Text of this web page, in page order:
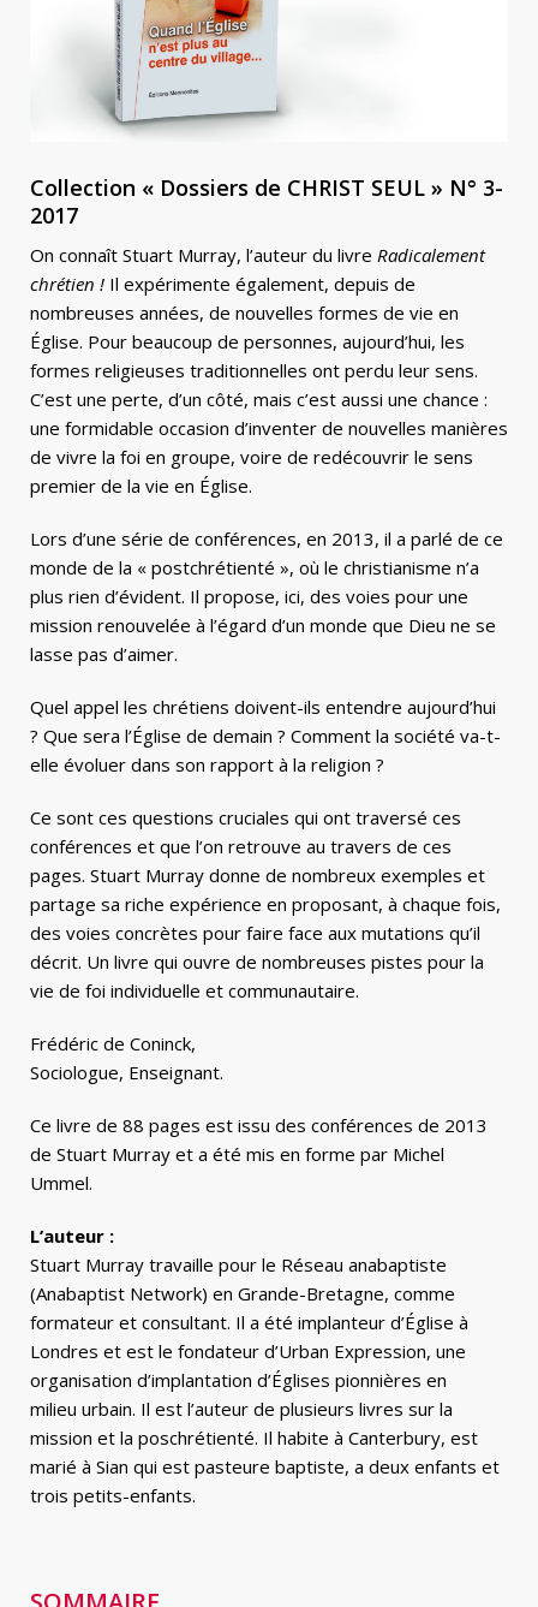
Collection « Dossiers de CHRIST SEUL » N° 3-
2017
On connaît Stuart Murray, l’auteur du livre Radicalement
chrétien ! Il expérimente également, depuis de
nombreuses années, de nouvelles formes de vie en
Église. Pour beaucoup de personnes, aujourd’hui, les
formes religieuses traditionnelles ont perdu leur sens.
C’est une perte, d’un côté, mais c’est aussi une chance :
une formidable occasion d’inventer de nouvelles manières
de vivre la foi en groupe, voire de redécouvrir le sens
premier de la vie en Église.
Lors d’une série de conférences, en 2013, il a parlé de ce
monde de la « postchrétienté », où le christianisme n’a
plus rien d’évident. Il propose, ici, des voies pour une
mission renouvelée à l’égard d’un monde que Dieu ne se
lasse pas d’aimer.
Quel appel les chrétiens doivent-ils entendre aujourd’hui
? Que sera l’Église de demain ? Comment la société va-t-
elle évoluer dans son rapport à la religion ?
Ce sont ces questions cruciales qui ont traversé ces
conférences et que l’on retrouve au travers de ces
pages. Stuart Murray donne de nombreux exemples et
partage sa riche expérience en proposant, à chaque fois,
des voies concrètes pour faire face aux mutations qu’il
décrit. Un livre qui ouvre de nombreuses pistes pour la
vie de foi individuelle et communautaire.
Frédéric de Coninck,
Sociologue, Enseignant.
Ce livre de 88 pages est issu des conférences de 2013
de Stuart Murray et a été mis en forme par Michel
Ummel.
L’auteur :
Stuart Murray travaille pour le Réseau anabaptiste
(Anabaptist Network) en Grande-Bretagne, comme
formateur et consultant. Il a été implanteur d’Église à
Londres et est le fondateur d’Urban Expression, une
organisation d’implantation d’Églises pionnières en
milieu urbain. Il est l’auteur de plusieurs livres sur la
mission et la poschrétienté. Il habite à Canterbury, est
marié à Sian qui est pasteure baptiste, a deux enfants et
trois petits-enfants.